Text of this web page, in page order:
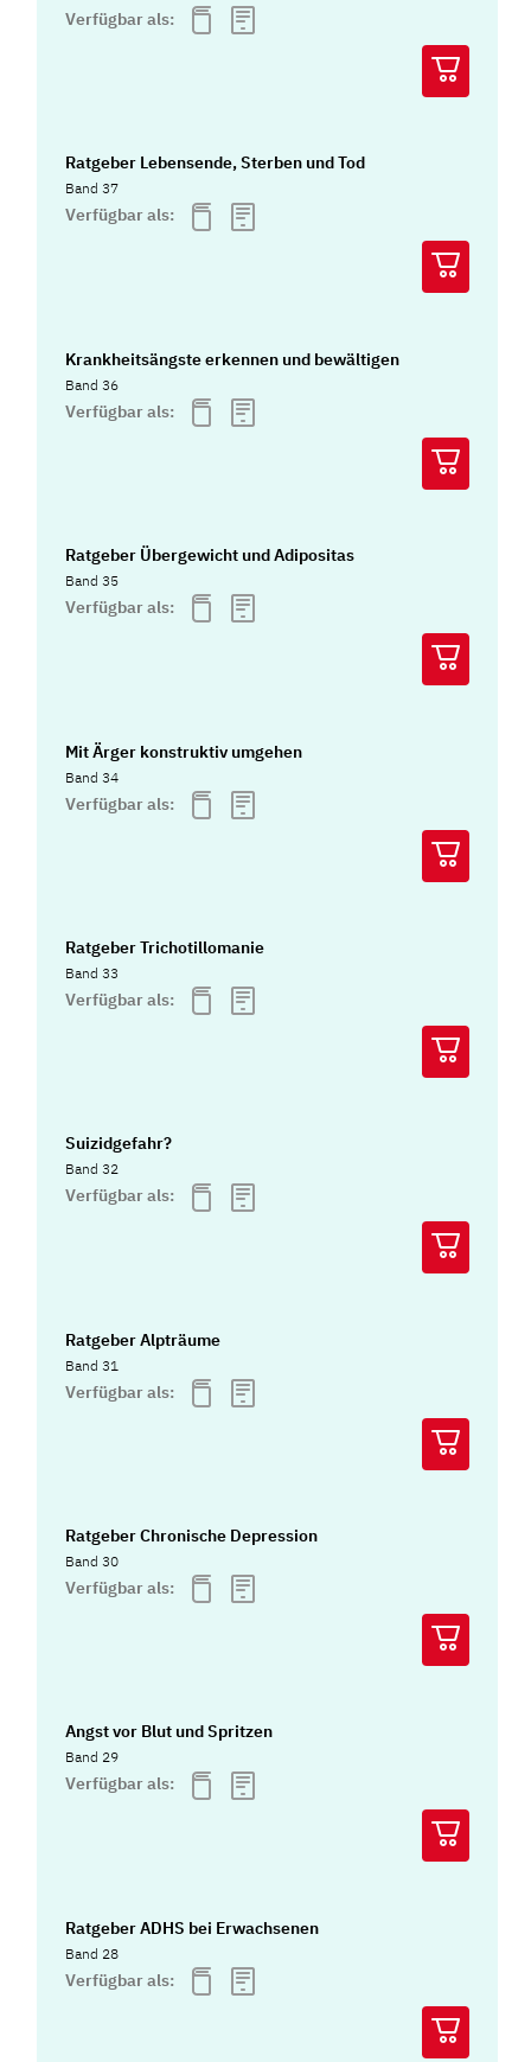
Verfügbar als:
Ratgeber Lebensende, Sterben und Tod
Band 37
Verfügbar als:
Krankheitsängste erkennen und bewältigen
Band 36
Verfügbar als:
Ratgeber Übergewicht und Adipositas
Band 35
Verfügbar als:
Mit Ärger konstruktiv umgehen
Band 34
Verfügbar als:
Ratgeber Trichotillomanie
Band 33
Verfügbar als:
Suizidgefahr?
Band 32
Verfügbar als:
Ratgeber Alpträume
Band 31
Verfügbar als:
Ratgeber Chronische Depression
Band 30
Verfügbar als:
Angst vor Blut und Spritzen
Band 29
Verfügbar als:
Ratgeber ADHS bei Erwachsenen
Band 28
Verfügbar als: